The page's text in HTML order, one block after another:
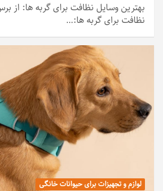
بهترین وسایل نظافت برای گربه ها: از
نظافت برای گربه ها:…
لوازم و تجهیزات برای حیوانات خانگی